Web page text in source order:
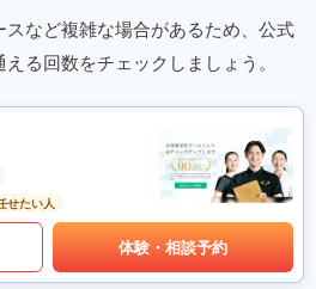
など複雑な場合があるため、公式
る回数をチェックしましょう。
せたい人
体験・相談予約